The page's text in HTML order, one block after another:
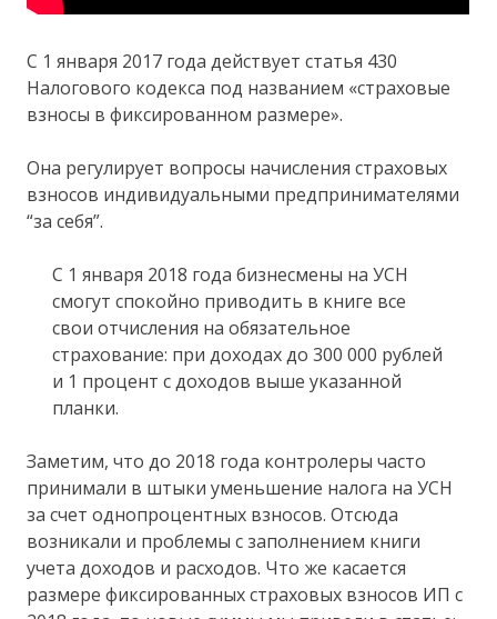
С 1 января 2017 года действует статья 430
Налогового кодекса под названием «страховые
взносы в фиксированном размере».
Она регулирует вопросы начисления страховых
взносов индивидуальными предпринимателями
“за себя”.
С 1 января 2018 года бизнесмены на УСН
смогут спокойно приводить в книге все
свои отчисления на обязательное
страхование: при доходах до 300 000 рублей
и 1 процент с доходов выше указанной
планки.
Заметим, что до 2018 года контролеры часто
принимали в штыки уменьшение налога на УСН
за счет однопроцентных взносов. Отсюда
возникали и проблемы с заполнением книги
учета доходов и расходов. Что же касается
размере фиксированных страховых взносов ИП с